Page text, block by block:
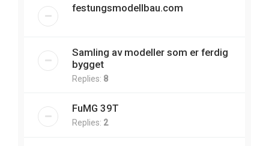
festungsmodellbau.com
Samling av modeller som er ferdig
bygget
Replies: 8
FuMG 39T
Replies: 2